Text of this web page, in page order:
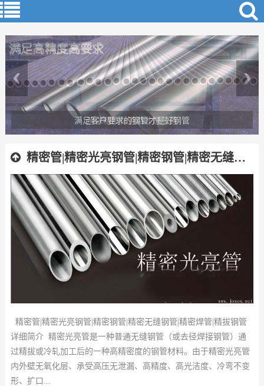
满足客户要求的钢管才是好钢管
精密管|精密光亮钢管|精密钢管|精密无缝钢管|精密焊管|精拔钢管
精密管|精密光亮钢管|精密钢管|精密无缝钢管|精密焊管|精拔钢管
详细简介 精密光亮管是一种普通无缝钢管（或去径焊接钢管）通
过精拔或冷轧加工后的一种高精密度的钢管材料。由于精密光亮管
内外壁无氧化层、承受高压无泄漏、高精度、高光洁度、冷弯不变
形、扩口...